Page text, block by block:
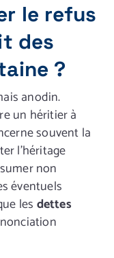
le refus
des
?
anodin.
un héritier à
souvent la
l’héritage
non
éventuels
lesdettes